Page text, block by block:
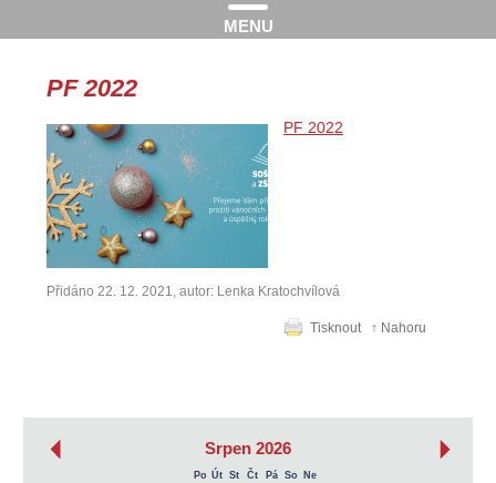
MENU
PF 2022
PF 2022
Přidáno 22. 12. 2021, autor: Lenka Kratochvílová
Tisknout ↑ Nahoru
Srpen 2026
Po Út St Čt Pá So
Ne